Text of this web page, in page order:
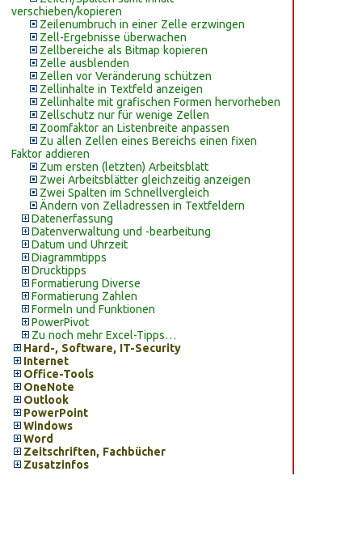
verschieben/kopieren
Zeilenumbruch in einer Zelle erzwingen
Zell-Ergebnisse überwachen
Zellbereiche als Bitmap kopieren
Zelle ausblenden
Zellen vor Veränderung schützen
Zellinhalte in Textfeld anzeigen
Zellinhalte mit grafischen Formen hervorheben
Zellschutz nur für wenige Zellen
Zoomfaktor an Listenbreite anpassen
Zu allen Zellen eines Bereichs einen fixen
Faktor addieren
Zum ersten (letzten) Arbeitsblatt
Zwei Arbeitsblätter gleichzeitig anzeigen
Zwei Spalten im Schnellvergleich
Ändern von Zelladressen in Textfeldern
Datenerfassung
Datenverwaltung und -bearbeitung
Datum und Uhrzeit
Diagrammtipps
Drucktipps
Formatierung Diverse
Formatierung Zahlen
Formeln und Funktionen
PowerPivot
Zu noch mehr Excel-Tipps…
Hard-, Software, IT-Security
Internet
Office-Tools
OneNote
Outlook
PowerPoint
Windows
Word
Zeitschriften, Fachbücher
Zusatzinfos